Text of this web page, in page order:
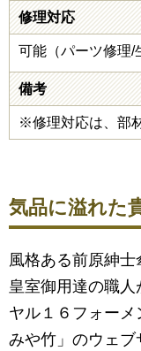
修理対応
可能（パーツ修理/
備考
※修理対応は、部
気品に溢れた
風格ある前原紳
皇室御用達の職
ヤル１６フォー
みや竹」のウェブ